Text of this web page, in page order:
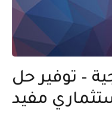
– توفير حل
مفيد